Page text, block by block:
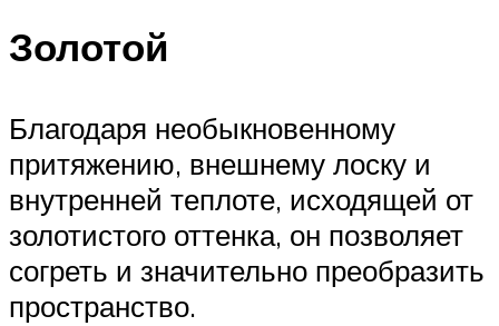
Золотой
Благодаря необыкновенному
притяжению, внешнему лоску и
внутренней теплоте, исходящей от
золотистого оттенка, он позволяет
согреть и значительно преобразить
пространство.